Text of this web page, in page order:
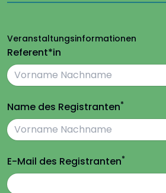
Veranstaltungsinformationen
Referent*in
Name des Registranten*
E-Mail des Registranten*